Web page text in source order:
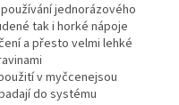
jednorázového
tak i horké nápoje
a přesto velmi lehké
v myčcenejsou
do systému